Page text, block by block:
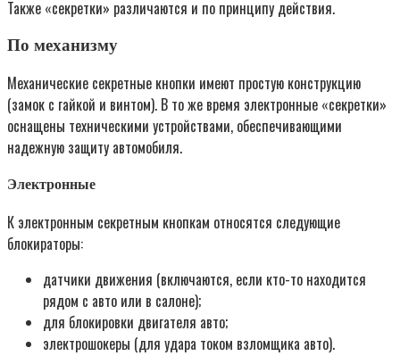
Также «секретки» различаются и по принципу действия.
По механизму
Механические секретные кнопки имеют простую конструкцию
(замок с гайкой и винтом). В то же время электронные «секретки»
оснащены техническими устройствами, обеспечивающими
надежную защиту автомобиля.
Электронные
К электронным секретным кнопкам относятся следующие
блокираторы:
датчики движения (включаются, если кто-то находится
рядом с авто или в салоне);
для блокировки двигателя авто;
электрошокеры (для удара током взломщика авто).